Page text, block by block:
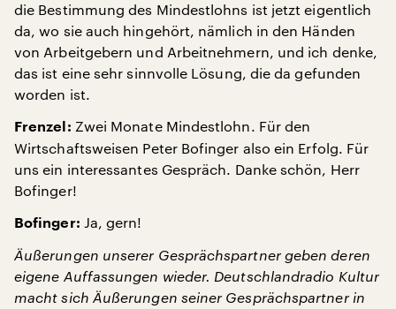
die Bestimmung des Mindestlohns ist jetzt eigentlich
da, wo sie auch hingehört, nämlich in den Händen
von Arbeitgebern und Arbeitnehmern, und ich denke,
das ist eine sehr sinnvolle Lösung, die da gefunden
worden ist.
Frenzel: Zwei Monate Mindestlohn. Für den
Wirtschaftsweisen Peter Bofinger also ein Erfolg. Für
uns ein interessantes Gespräch. Danke schön, Herr
Bofinger!
Bofinger: Ja, gern!
Äußerungen unserer Gesprächspartner geben deren
eigene Auffassungen wieder. Deutschlandradio Kultur
macht sich Äußerungen seiner Gesprächspartner in